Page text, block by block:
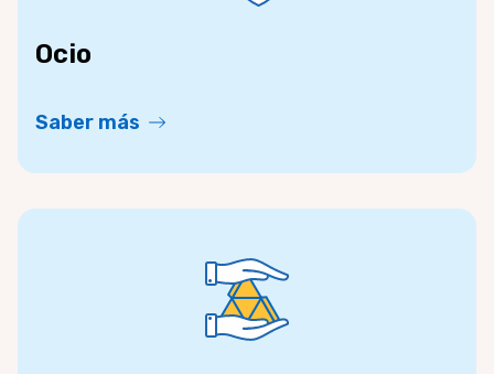
Ocio
Saber más